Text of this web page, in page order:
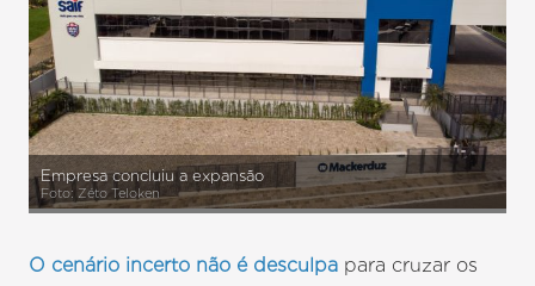
Empresa concluiu a expansão
Foto: Zéto Teloken
O cenário incerto não é desculpa para cruzar os